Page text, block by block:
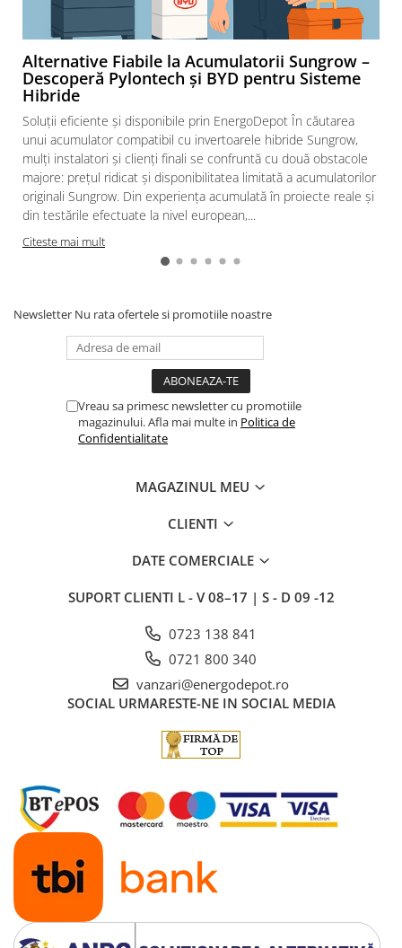
Alternative Fiabile la Acumulatorii Sungrow –
Descoperă Pylontech și BYD pentru Sisteme
Hibride
Soluții eficiente și disponibile prin EnergoDepot În căutarea
unui acumulator compatibil cu invertoarele hibride Sungrow,
mulți instalatori și clienți finali se confruntă cu două obstacole
majore: prețul ridicat și disponibilitatea limitată a acumulatorilor
originali Sungrow. Din experiența acumulată în proiecte reale și
din testările efectuate la nivel european,...
Citeste mai mult
Newsletter Nu rata ofertele si promotiile noastre
Vreau sa primesc newsletter cu promotiile
magazinului. Afla mai multe in Politica de
Confidentialitate
MAGAZINUL MEU
CLIENTI
DATE COMERCIALE
SUPORT CLIENTI L - V 08–17 | S - D 09 -12
0723 138 841
0721 800 340
vanzari@energodepot.ro
SOCIAL URMARESTE-NE IN SOCIAL MEDIA